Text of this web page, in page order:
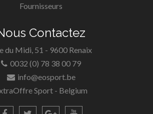
Fournisseurs
Contactez
du Midi, 51 - 9600 Renaix
0032 (0) 78 38 00 79
info@eosport.be
Sport - Belgium